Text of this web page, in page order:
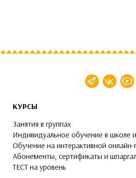
КУРСЫ
Занятия в группах
Индивидуальное обучение в школе
Обучение на интерактивной
Абонементы, сертификаты и
ТЕСТ на уровень